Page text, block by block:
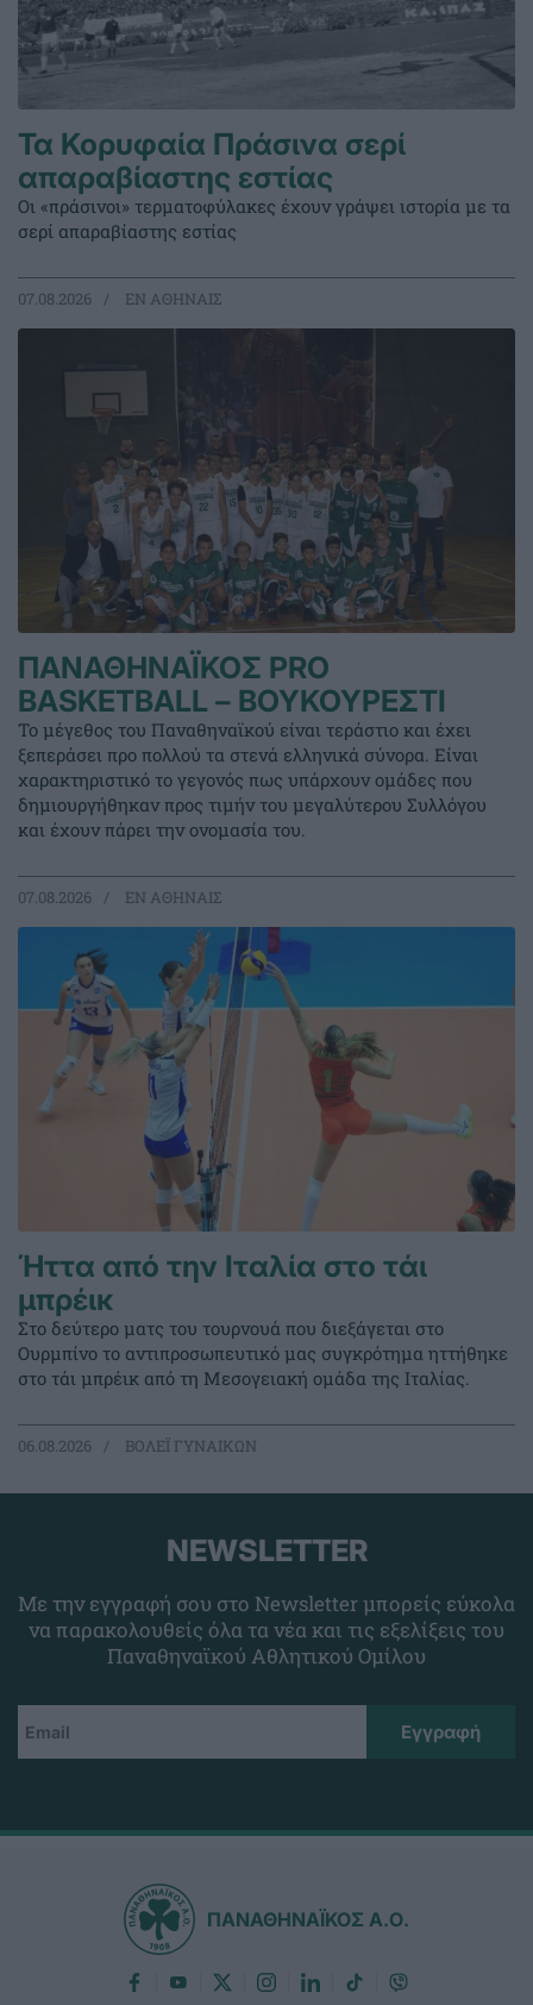
Τα Κορυφαία Πράσινα σερί
απαραβίαστης εστίας
Οι «πράσινοι» τερματοφύλακες έχουν γράψει ιστορία με τα
σερί απαραβίαστης εστίας
07.08.2026 EΝ ΑΘΗΝΑΙΣ
ΠΑΝΑΘΗΝΑΪΚΟΣ PRO
BASKETBALL – ΒΟΥΚΟΥΡΕΣΤΙ
Το μέγεθος του Παναθηναϊκού είναι τεράστιο και έχει
ξεπεράσει προ πολλού τα στενά ελληνικά σύνορα. Είναι
χαρακτηριστικό το γεγονός πως υπάρχουν ομάδες που
δημιουργήθηκαν προς τιμήν του μεγαλύτερου Συλλόγου
και έχουν πάρει την ονομασία του.
07.08.2026 EΝ ΑΘΗΝΑΙΣ
Ήττα από την Ιταλία στο τάι
μπρέικ
Στο δεύτερο ματς του τουρνουά που διεξάγεται στο
Ουρμπίνο το αντιπροσωπευτικό μας συγκρότημα ηττήθηκε
στο τάι μπρέικ από τη Μεσογειακή ομάδα της Ιταλίας.
06.08.2026 ΒΟΛΕΪ ΓΥΝΑΙΚΩΝ
NEWSLETTER
Με την εγγραφή σου στο Newsletter μπορείς εύκολα
να παρακολουθείς όλα τα νέα και τις εξελίξεις του
Παναθηναϊκού Αθλητικού Ομίλου
ΠΑΝΑΘΗΝΑΪΚΟΣ Α.Ο.